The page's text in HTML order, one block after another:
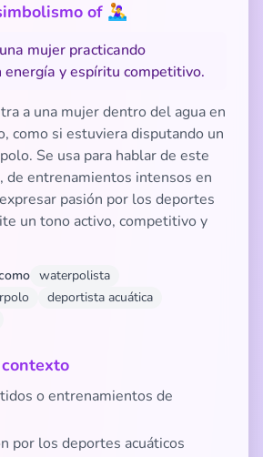
of 🤽‍♀️
mujer practicando
y espíritu competitivo.
a una mujer dentro del agua en
como si estuviera disputando un
Se usa para hablar de este
de entrenamientos intensos en
pasión por los deportes
un tono activo, competitivo y
waterpolista
deportista acuática
o entrenamientos de
por los deportes acuáticos